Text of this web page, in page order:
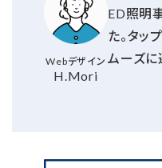
Webデザイン
H.Mori
ED照明
た。タッ
ムーズに